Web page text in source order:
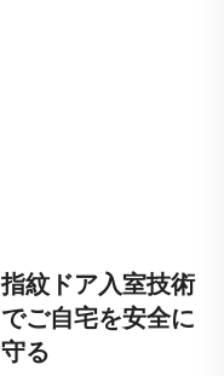
指紋ドア入室技術
でご自宅を安全に
守る